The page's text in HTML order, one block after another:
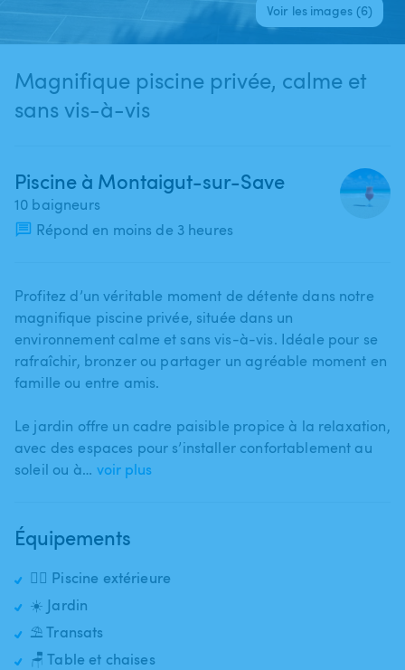
Voir les images (6)
Magnifique piscine privée, calme et
sans vis-à-vis
Piscine à Montaigut-sur-Save
10 baigneurs
Répond en moins de 3 heures
Profitez d’un véritable moment de détente dans notre
magnifique piscine privée​,​ située dans un
environnement calme et sans vis-à-vis. Idéale pour se
rafraîchir​,​ bronzer ou partager un agréable moment en
famille ou entre amis.
Le jardin offre un cadre paisible propice à la relaxation​,​
avec des espaces pour s’installer confortablement au
soleil ou à… voir plus
Équipements
🏊‍♂️ Piscine extérieure
☀️ Jardin
⛱️ Transats
🪑 Table et chaises